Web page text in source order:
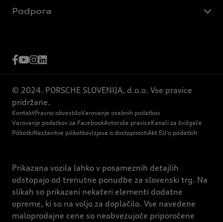
Podpora
© 2024. PORSCHE SLOVENIJA, d.o.o. Vse pravice
pridržane.
KontaktPravno obvestiloVarovanje osebnih podatkov
Varovanje podatkov za FacebookAvtorske praviceKanali za žvižgače
PiškotkiNastavitve piškotkovIzjava o dostopnostiAkt EU o podatkih
Prikazana vozila lahko v posameznih detajlih
odstopajo od trenutne ponudbe za slovenski trg. Na
slikah so prikazani nekateri elementi dodatne
opreme, ki so na voljo za doplačilo. Vse navedene
maloprodajne cene so neobvezujoče priporočene